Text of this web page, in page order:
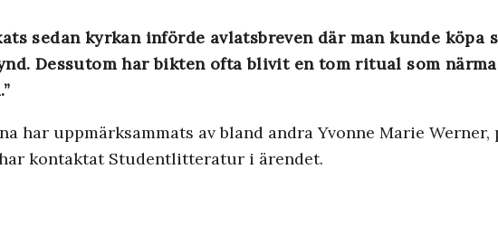
sedan kyrkan införde avlatsbreven där man kunde köpa
Dessutom har bikten ofta blivit en tom ritual som
har uppmärksammats av bland andra Yvonne Marie
kontaktat Studentlitteratur i ärendet.